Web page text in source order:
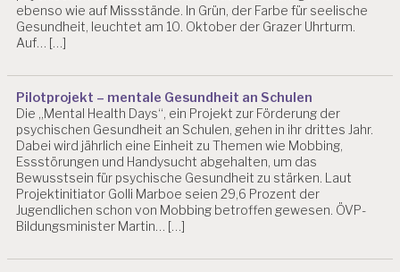
ebenso wie auf Missstände. In Grün, der Farbe für seelische
Gesundheit, leuchtet am 10. Oktober der Grazer Uhrturm.
Auf… […]
Pilotprojekt – mentale Gesundheit an Schulen
Die „Mental Health Days“, ein Projekt zur Förderung der
psychischen Gesundheit an Schulen, gehen in ihr drittes Jahr.
Dabei wird jährlich eine Einheit zu Themen wie Mobbing,
Essstörungen und Handysucht abgehalten, um das
Bewusstsein für psychische Gesundheit zu stärken. Laut
Projektinitiator Golli Marboe seien 29,6 Prozent der
Jugendlichen schon von Mobbing betroffen gewesen. ÖVP-
Bildungsminister Martin… […]